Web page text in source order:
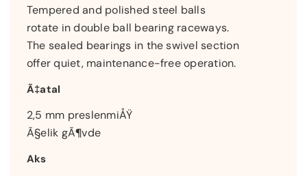
Tempered and polished steel balls
rotate in double ball bearing raceways.
The sealed bearings in the swivel section
offer quiet, maintenance-free operation.
Ã‡atal
2,5 mm preslenmiÅŸ
Ã§elik gÃ¶vde
Aks